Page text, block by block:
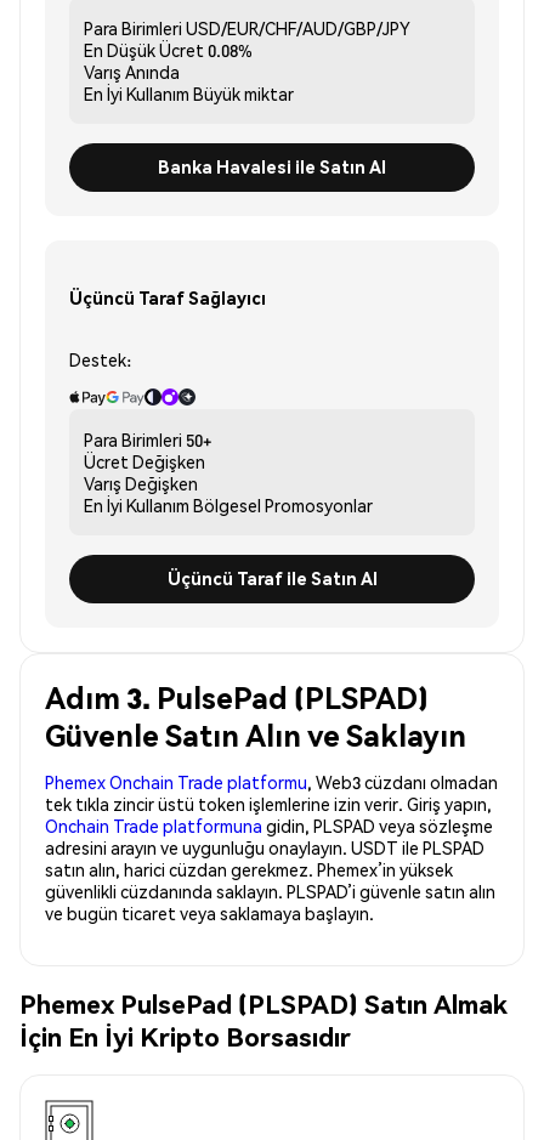
Para Birimleri USD/EUR/CHF/AUD/GBP/JPY
En Düşük Ücret 0.08%
Varış Anında
En İyi Kullanım Büyük miktar
Banka Havalesi ile Satın Al
Üçüncü Taraf Sağlayıcı
Destek:
Para Birimleri 50+
Ücret Değişken
Varış Değişken
En İyi Kullanım Bölgesel Promosyonlar
Üçüncü Taraf ile Satın Al
Adım 3. PulsePad (PLSPAD)
Güvenle Satın Alın ve Saklayın
Phemex Onchain Trade platformu, Web3 cüzdanı olmadan
tek tıkla zincir üstü token işlemlerine izin verir. Giriş yapın,
Onchain Trade platformuna gidin, PLSPAD veya sözleşme
adresini arayın ve uygunluğu onaylayın. USDT ile PLSPAD
satın alın, harici cüzdan gerekmez. Phemex’in yüksek
güvenlikli cüzdanında saklayın. PLSPAD’i güvenle satın alın
ve bugün ticaret veya saklamaya başlayın.
Phemex PulsePad (PLSPAD) Satın Almak
İçin En İyi Kripto Borsasıdır